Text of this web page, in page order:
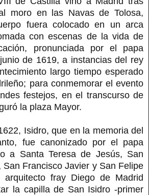
moro en las Navas de Tolosa,
fuera colocado en un arca
con escenas de la vida de
pronunciada por el papa
de 1619, a instancias del rey
largo tiempo esperado
para conmemorar el evento
festejos, en el transcurso de
la plaza Mayor.
Isidro, que en la memoria del
fue canonizado por el papa
a Santa Teresa de Jesús, San
San Francisco Javier y San Felipe
fray Diego de Madrid
la capilla de San Isidro -primer